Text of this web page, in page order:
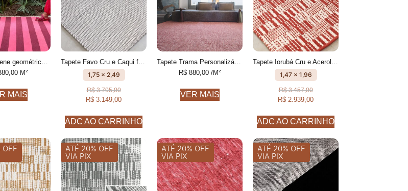
M²
MAIS
1,75 x 2,49
R$3.705,00
R$ 3.149,00
ADC AO CARRINHO
R$ 880,00 /M²
VER MAIS
1,47 x 1,96
R$3.457,00
R$ 2.939,00
ADC AO CARRINHO
OFF ATÉ 20% OFF
VIA PIX
ATÉ 20% OFF
VIA PIX
ATÉ 20% OFF
VIA PIX